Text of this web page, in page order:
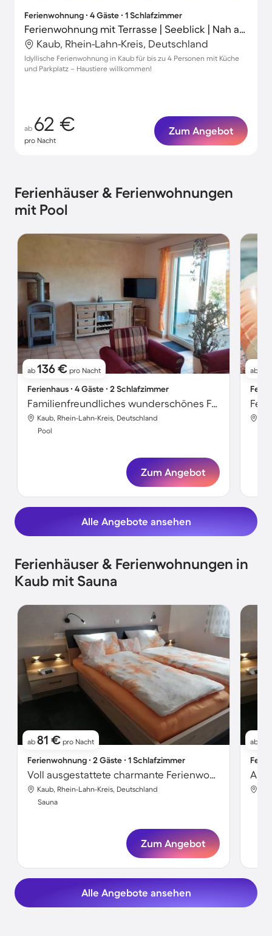
Ferienwohnung ∙ 4 Gäste ∙ 1 Schlafzimmer
Ferienwohnung mit Terrasse | Seeblick | Nah am Strand | Hunde erlaubt
Kaub, Rhein-Lahn-Kreis, Deutschland
Idyllische Ferienwohnung in Kaub für bis zu 4 Personen mit Küche
und Parkplatz – Haustiere willkommen!
ab 62 €
pro Nacht
Zum Angebot
Ferienhäuser & Ferienwohnungen
mit Pool
ab 136 € pro Nacht
Ferienhaus ∙ 4 Gäste ∙ 2 Schlafzimmer
Familienfreundliches wunderschönes Ferienhaus mit Terrasse, Pool und Grill | Hunde erlaubt
Kaub, Rhein-Lahn-Kreis, Deutschland
Pool
Zum Angebot
ab
Alle Angebote ansehen
Ferienhäuser & Ferienwohnungen in
Kaub mit Sauna
ab 81 € pro Nacht
Ferienwohnung ∙ 2 Gäste ∙ 1 Schlafzimmer
Voll ausgestattete charmante Ferienwohnung mit Sauna und Grill
Kaub, Rhein-Lahn-Kreis, Deutschland
Sauna
Zum Angebot
ab
Alle Angebote ansehen